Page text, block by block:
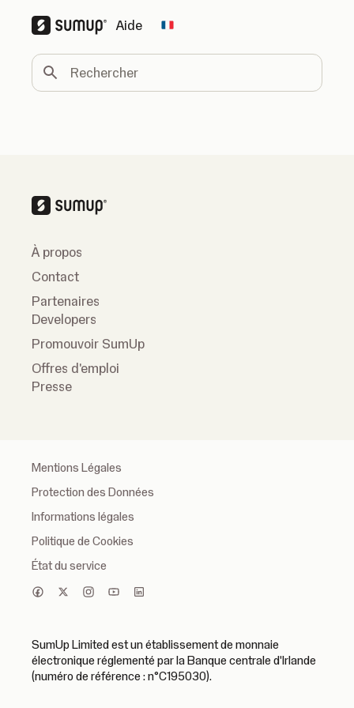
Aide Change country
Rechercher
À propos
Contact
Partenaires
Developers
Promouvoir SumUp
Offres d'emploi
Presse
Mentions Légales
Protection des Données
Informations légales
Politique de Cookies
État du service
SumUp Limited est un établissement de monnaie
électronique réglementé par la Banque centrale d'Irlande
(numéro de référence : n°C195030).